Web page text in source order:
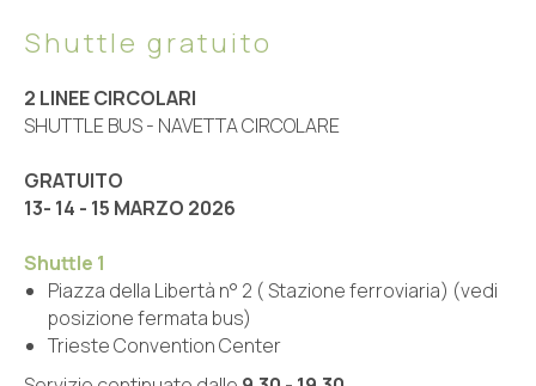
Shuttle gratuito
2 LINEE CIRCOLARI
SHUTTLE BUS - NAVETTA CIRCOLARE
GRATUITO
13- 14 - 15 MARZO 2026
Shuttle 1
Piazza della Libertà n° 2 ( Stazione ferroviaria) (vedi
posizione fermata bus)
Trieste Convention Center